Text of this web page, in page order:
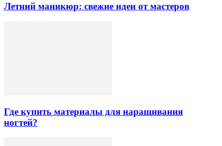
Летний маникюр: свежие идеи от мастеров
Где купить материалы для наращивания
ногтей?